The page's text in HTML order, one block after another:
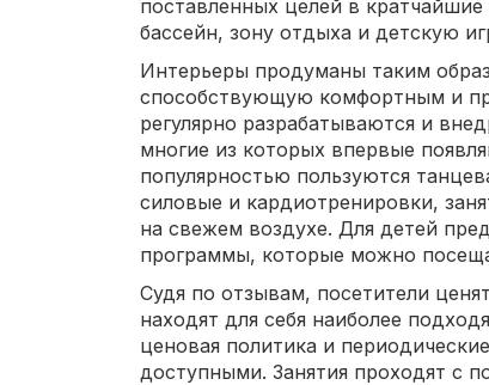
поставленных целей в
бассейн, зону отдыха и детскую
Интерьеры продуманы таким
способствующую комфортным и
регулярно разрабатываются и
многие из которых впервые
популярностью пользуются
силовые и кардиотренировки,
на свежем воздухе. Для детей
программы, которые можно
Судя по отзывам, посетители
находят для себя наиболее
ценовая политика и
доступными. Занятия проходят с